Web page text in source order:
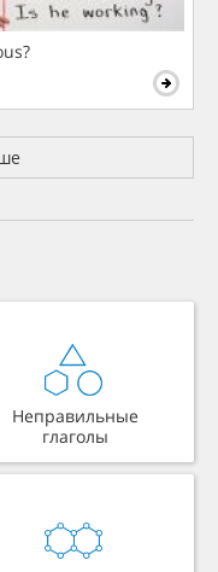
Неправильные
глаголы